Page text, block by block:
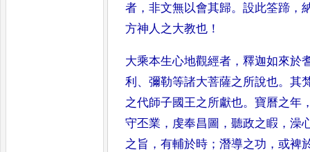
者 ，非文無以會其歸。設此筌蹄 ，
方神人之大教也 ！
大乘本生心地觀經者 ，釋迦如來於
利 、彌勒等諸大菩薩之所說也。其
之代師子國王之所獻也。寶曆之年
守丕業 ， 虔奉昌圖 ，聽政之睱 ，澡
之旨 ，有輔於時 ；潛導之功 ，或裨